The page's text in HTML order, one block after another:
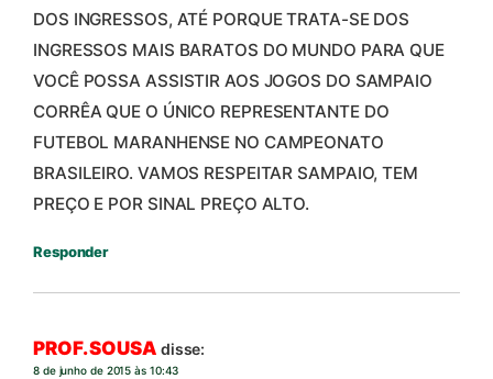
DOS INGRESSOS, ATÉ PORQUE TRATA-SE DOS
INGRESSOS MAIS BARATOS DO MUNDO PARA QUE
VOCÊ POSSA ASSISTIR AOS JOGOS DO SAMPAIO
CORRÊA QUE O ÚNICO REPRESENTANTE DO
FUTEBOL MARANHENSE NO CAMPEONATO
BRASILEIRO. VAMOS RESPEITAR SAMPAIO, TEM
PREÇO E POR SINAL PREÇO ALTO.
Responder
PROF. SOUSA disse:
8 de junho de 2015 às 10:43